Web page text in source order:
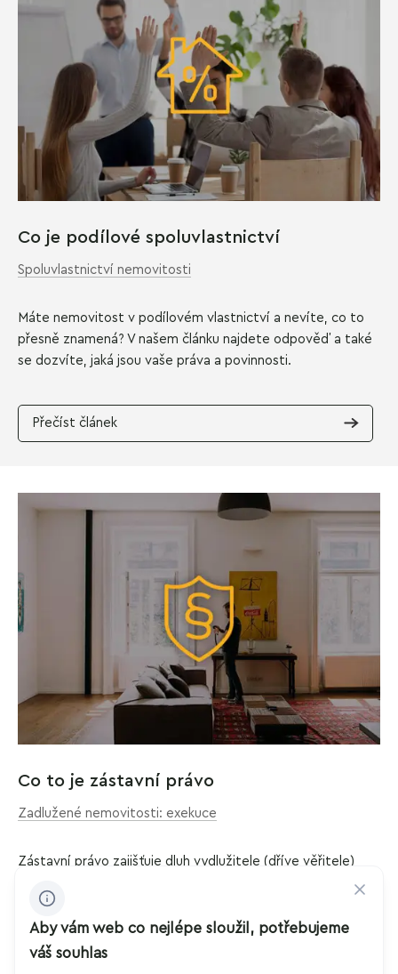
Co je podílové spoluvlastnictví
Spoluvlastnictví nemovitosti
Máte nemovitost v podílovém vlastnictví a nevíte, co to
přesně znamená? V našem článku najdete odpověď a také
se dozvíte, jaká jsou vaše práva a povinnosti.
Přečíst článek
Co to je zástavní právo
Zadlužené nemovitosti: exekuce
Zástavní právo zajišťuje dluh vydlužitele (dříve věřitele)
právo se nazývá smluvní. Je to nejčastější typ zástavního
práva. Ve smlouvě je vždy uvedeno, co je zástavou a jaký
dluh zajišťuje.
Aby vám web co nejlépe sloužil, potřebujeme
váš souhlas